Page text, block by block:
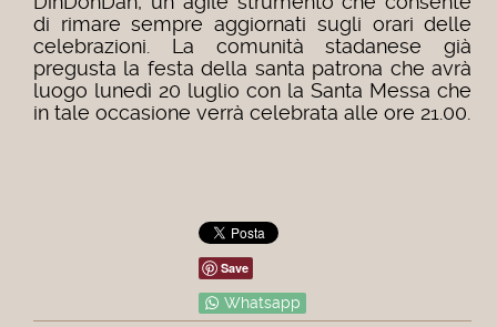
di rimare sempre aggiornati sugli orari delle
celebrazioni. La comunità stadanese già
pregusta la festa della santa patrona che avrà
luogo lunedì 20 luglio con la Santa Messa che
in tale occasione verrà celebrata alle ore 21.00.
Save
Whatsapp